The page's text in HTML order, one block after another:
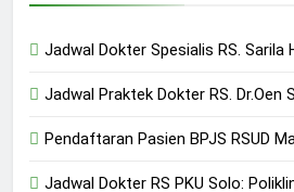
Jadwal Dokter Spesialis RS. Sarila
Jadwal Praktek Dokter RS. Dr.Oen
Pendaftaran Pasien BPJS RSUD
Jadwal Dokter RS PKU Solo: